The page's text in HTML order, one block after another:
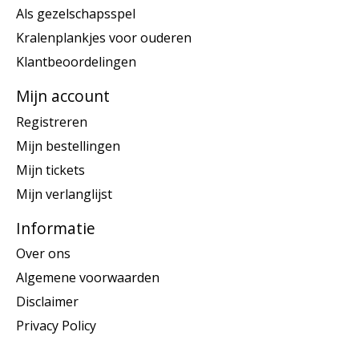
Als gezelschapsspel
Kralenplankjes voor ouderen
Klantbeoordelingen
Mijn account
Registreren
Mijn bestellingen
Mijn tickets
Mijn verlanglijst
Informatie
Over ons
Algemene voorwaarden
Disclaimer
Privacy Policy